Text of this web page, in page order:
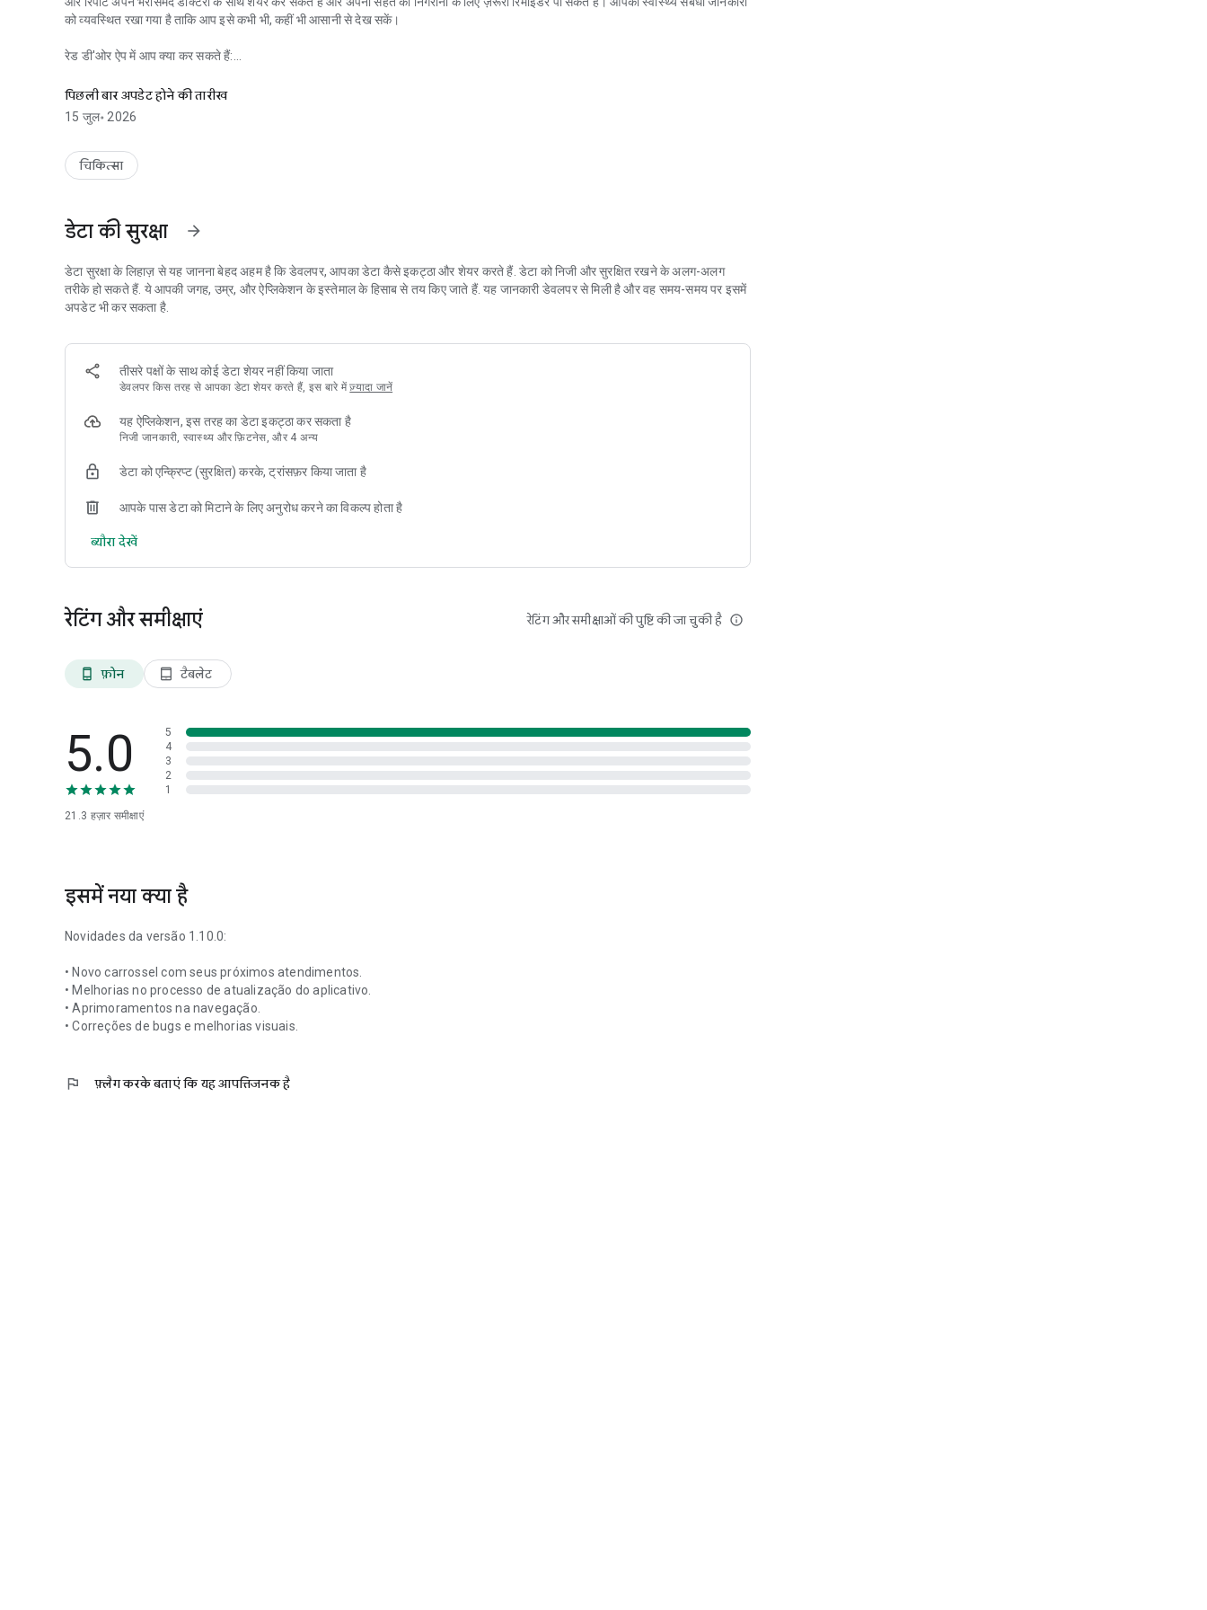
को व्यवस्थित रखा गया है ताकि आप इसे कभी भी, कहीं भी आसानी से देख सकें।
रेड डी'ओर ऐप में आप क्या कर सकते हैं:
- अपॉइंटमेंट और जांच शेड्यूल करें
- जांच के नतीजे उपलब्ध होते ही ऑनलाइन देखें
- अपने अपॉइंटमेंट, कंसल्टेशन और जांच का इतिहास ट्रैक करें
- स्वास्थ्य संबंधी सूचनाएं और रिमाइंडर पाएं
- ज़रूरत पड़ने पर अपनी रजिस्ट्रेशन जानकारी अपडेट करें
यह सब आपकी देखभाल को आसान, व्यवस्थित और भरोसेमंद बनाने के लिए डिज़ाइन किया गया है।
स्वास्थ्य संबंधी जानकारी को गोपनीय रखा जाता है और ऐप के सुरक्षित डिजिटल वातावरण में सुरक्षित किया जाता है, जहां हर मरीज़ को ऐप का एक्सेस मिलता है।
ऐप द्वारा सेवा प्रदान की जाने वाली इकाइयां
पिछली बार अपडेट होने की तारीख
15 जुल॰ 2026
चिकित्सा
डेटा की सुरक्षा arrow_forward
डेटा सुरक्षा के लिहाज़ से यह जानना बेहद अहम है कि डेवलपर, आपका डेटा कैसे इकट्ठा और शेयर करते हैं. डेटा को निजी और सुरक्षित रखने के अलग-अलग
तरीके हो सकते हैं. ये आपकी जगह, उम्र, और ऐप्लिकेशन के इस्तेमाल के हिसाब से तय किए जाते हैं. यह जानकारी डेवलपर से मिली है और वह समय-समय पर इसमें
अपडेट भी कर सकता है.
तीसरे पक्षों के साथ कोई डेटा शेयर नहीं किया जाता
डेवलपर किस तरह से आपका डेटा शेयर करते हैं, इस बारे मेंज़्यादा जानें
यह ऐप्लिकेशन, इस तरह का डेटा इकट्ठा कर सकता है
निजी जानकारी, स्वास्थ्य और फ़िटनेस, और 4 अन्य
डेटा को एन्क्रिप्ट (सुरक्षित) करके, ट्रांसफ़र किया जाता है
आपके पास डेटा को मिटाने के लिए अनुरोध करने का विकल्प होता है
ब्यौरा देखें
रेटिंग और समीक्षाएं रेटिंग और समीक्षाओं की पुष्टि की जा चुकी है info_outline
phone_android फ़ोन tablet_android टैबलेट
5.0
21.3 हज़ारसमीक्षाएं
5
4
3
2
1
इसमें नया क्या है
Novidades da versão 1.10.0:
• Novo carrossel com seus próximos atendimentos.
• Melhorias no processo de atualização do aplicativo.
• Aprimoramentos na navegação.
• Correções de bugs e melhorias visuais.
flag फ़्लैग करके बताएं कि यह आपत्तिजनक है